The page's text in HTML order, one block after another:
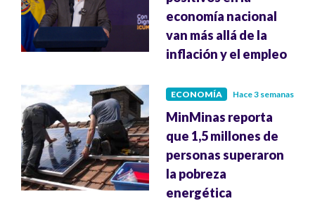
economía nacional
van más allá de la
inflación y el empleo
ECONOMÍA Hace 3 semanas
MinMinas reporta
que 1,5 millones de
personas superaron
la pobreza
energética